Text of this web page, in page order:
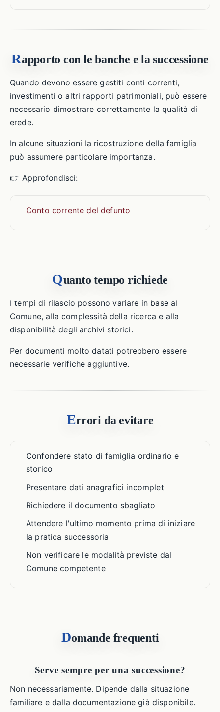
Rapporto con le banche e la successione
Quando devono essere gestiti conti correnti,
investimenti o altri rapporti patrimoniali, può essere
necessario dimostrare correttamente la qualità di
erede.
In alcune situazioni la ricostruzione della famiglia
può assumere particolare importanza.
👉 Approfondisci:
Conto corrente del defunto
Quanto tempo richiede
I tempi di rilascio possono variare in base al
Comune, alla complessità della ricerca e alla
disponibilità degli archivi storici.
Per documenti molto datati potrebbero essere
necessarie verifiche aggiuntive.
Errori da evitare
Confondere stato di famiglia ordinario e
storico
Presentare dati anagrafici incompleti
Richiedere il documento sbagliato
Attendere l'ultimo momento prima di iniziare
la pratica successoria
Non verificare le modalità previste dal
Comune competente
Domande frequenti
Serve sempre per una successione?
Non necessariamente. Dipende dalla situazione
familiare e dalla documentazione già disponibile.